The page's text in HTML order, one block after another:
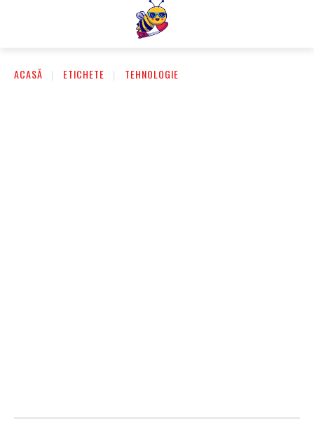
ACASĂ ETICHETE TEHNOLOGIE